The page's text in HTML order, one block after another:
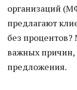
организаций
предлагают
без
важных
предложения.